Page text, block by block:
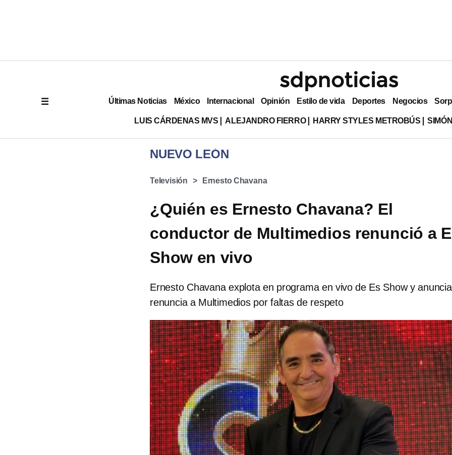
Últimas Noticias México Internacional Opinión Estilo de vida Deportes Negocios
LUIS CÁRDENAS MVS ALEJANDRO FIERRO HARRY STYLES METROBÚS
NUEVO LEÓN
Televisión Ernesto Chavana
¿Quién es Ernesto Chavana? El
conductor de Multimedios renunció a
Show en vivo
Ernesto Chavana explota en programa en vivo de Es Show y
renuncia a Multimedios por faltas de respeto